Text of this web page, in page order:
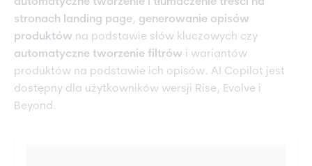
stronach landing page, generowanie opisów
produktów na podstawie słów kluczowych czy
automatyczne tworzenie filtrów i wariantów
produktów na podstawie ich opisów. AI Copilot jest
dostępny dla użytkowników wersji Rise, Evolve i
Beyond.